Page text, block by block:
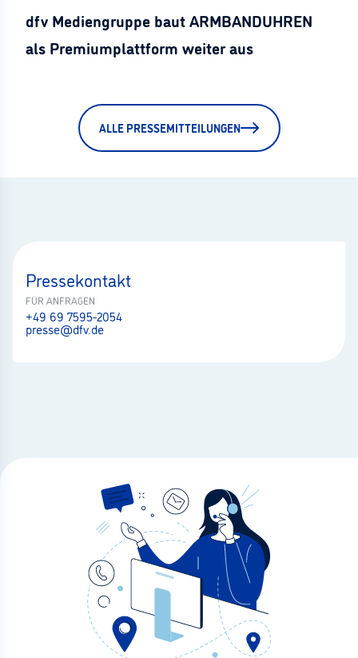
dfv Mediengruppe baut ARMBANDUHREN
als Premiumplattform weiter aus
ALLE PRESSEMITTEILUNGEN
Pressekontakt
FÜR ANFRAGEN
+49 69 7595-2054
presse@dfv.de